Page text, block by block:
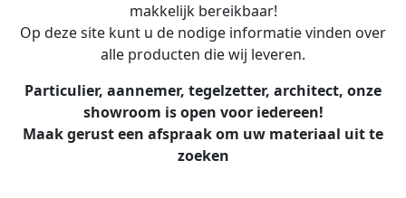
makkelijk bereikbaar!
Op deze site kunt u de nodige informatie vinden over
alle producten die wij leveren.
Particulier, aannemer, tegelzetter, architect, onze
showroom is open voor iedereen!
Maak gerust een afspraak om uw materiaal uit te
zoeken